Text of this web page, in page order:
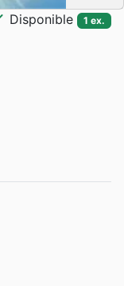
Disponible 1 ex.